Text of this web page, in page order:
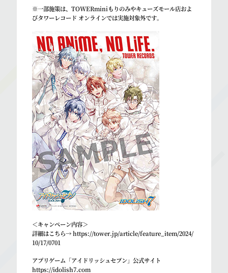
※一部施策は、TOWERminiもりのみやキューズモール店およ
びタワーレコード オンラインでは実施対象外です。
＜キャンペーン内容＞
詳細はこちら→https://tower.jp/article/feature_item/2024/
10/17/0701
アプリゲーム「アイドリッシュセブン」公式サイト
https://idolish7.com